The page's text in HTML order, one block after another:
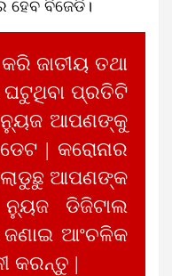
ହେବ ବିଜେଡି।
ଜାତୀୟ ତଥା
ପ୍ରତିଟି
ନ୍ୟୁଜ ଆପଣଙ୍କୁ
| କରୋନାର
ଆପଣଙ୍କ
ଡିଜିଟାଲ
ଆଂଚଳିକ
କରନ୍ତୁ |